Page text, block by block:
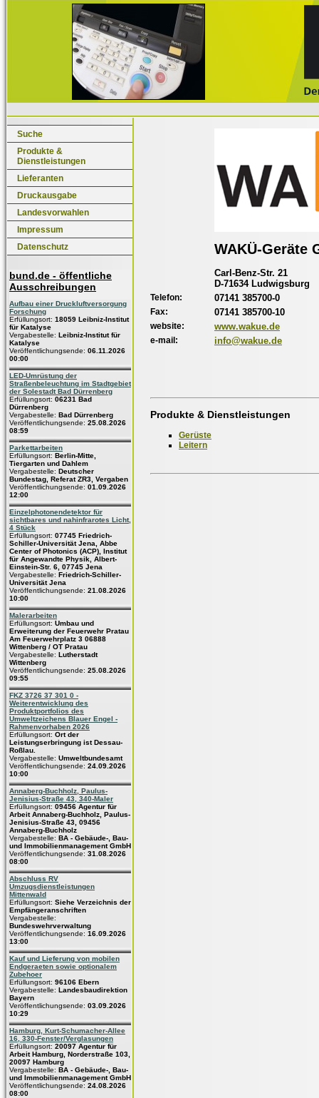
Suche
Produkte &
Dienstleistungen
Lieferanten
Druckausgabe
Landesvorwahlen
Impressum
Datenschutz
bund.de - öffentliche
Ausschreibungen
Aufbau einer Druckluftversorgung
Forschung
Erfüllungsort: 18059 Leibniz-Institut
für Katalyse
Vergabestelle: Leibniz-Institut für
Katalyse
Veröffentlichungsende: 06.11.2026
00:00
LED-Umrüstung der
Straßenbeleuchtung im Stadtgebiet
der Solestadt Bad Dürrenberg
Erfüllungsort: 06231 Bad
Dürrenberg
Vergabestelle: Bad Dürrenberg
Veröffentlichungsende: 25.08.2026
08:59
Parkettarbeiten
Erfüllungsort: Berlin-Mitte,
Tiergarten und Dahlem
Vergabestelle: Deutscher
Bundestag, Referat ZR3, Vergaben
Veröffentlichungsende: 01.09.2026
12:00
Einzelphotonendetektor für
sichtbares und nahinfrarotes Licht,
4 Stück
Erfüllungsort: 07745 Friedrich-
Schiller-Universität Jena, Abbe
Center of Photonics (ACP), Institut
für Angewandte Physik, Albert-
Einstein-Str. 6, 07745 Jena
Vergabestelle: Friedrich-Schiller-
Universität Jena
Veröffentlichungsende: 21.08.2026
10:00
Malerarbeiten
Erfüllungsort: Umbau und
Erweiterung der Feuerwehr Pratau
Am Feuerwehrplatz 3 06888
Wittenberg / OT Pratau
Vergabestelle: Lutherstadt
Wittenberg
Veröffentlichungsende: 25.08.2026
09:55
FKZ 3726 37 301 0 -
Weiterentwicklung des
Produktportfolios des
Umweltzeichens Blauer Engel -
Rahmenvorhaben 2026
Erfüllungsort: Ort der
Leistungserbringung ist Dessau-
Roßlau.
Vergabestelle: Umweltbundesamt
Veröffentlichungsende: 24.09.2026
10:00
Annaberg-Buchholz, Paulus-
Jenisius-Straße 43, 340-Maler
Erfüllungsort: 09456 Agentur für
Arbeit Annaberg-Buchholz, Paulus-
Jenisius-Straße 43, 09456
Annaberg-Buchholz
Vergabestelle: BA - Gebäude-, Bau-
und Immobilienmanagement GmbH
Veröffentlichungsende: 31.08.2026
08:00
Abschluss RV
Umzugsdienstleistungen
Mittenwald
Erfüllungsort: Siehe Verzeichnis der
Empfängeranschriften
Vergabestelle:
Bundeswehrverwaltung
Veröffentlichungsende: 16.09.2026
13:00
Kauf und Lieferung von mobilen
Endgeraeten sowie optionalem
Zubehoer
Erfüllungsort: 96106 Ebern
Vergabestelle: Landesbaudirektion
Bayern
Veröffentlichungsende: 03.09.2026
10:29
Hamburg, Kurt-Schumacher-Allee
16, 330-Fenster/Verglasungen
Erfüllungsort: 20097 Agentur für
Arbeit Hamburg, Norderstraße 103,
20097 Hamburg
Vergabestelle: BA - Gebäude-, Bau-
und Immobilienmanagement GmbH
Veröffentlichungsende: 24.08.2026
08:00
WAKÜ-Geräte
Carl-Benz-Str. 21
D-71634 Ludwigsburg
Telefon: 07141 385700-0
Fax: 07141 385700-10
website: www.wakue.de
e-mail: info@wakue.de
Produkte & Dienstleistungen
Gerüste
Leitern